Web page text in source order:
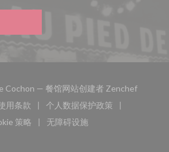
Cochon — 餐馆网站创建者 Zenchef((在新窗
口中打开))
用条款
((在新窗口中打开))
个人数据保护政策
((在新窗口中打开))
策略
((在新窗口中打开))
无障碍设施
((在新窗口中打开))